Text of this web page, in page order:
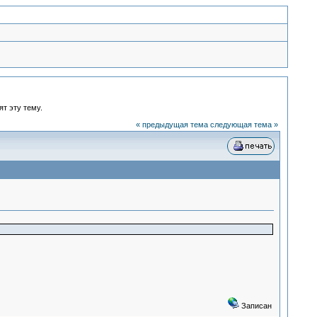
эту тему.
« предыдущая тема следующая тема »
Записан